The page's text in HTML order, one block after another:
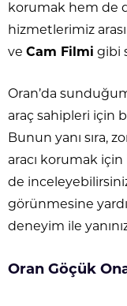
korumak hem de
hizmetlerimiz
ve Cam Filmi gibi
Oran’da
araç sahipleri için
Bunun yanı sıra,
aracı korumak
de
görünmesine
deneyim ile
Oran Göçük